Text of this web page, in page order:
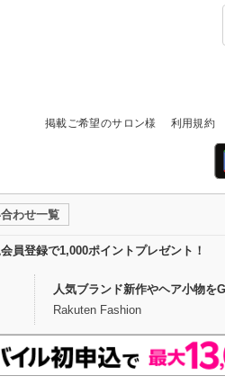
掲載ご希望のサロン様 利用規約
わせ一覧
員登録で1,000ポイントプレゼント！
人気ブランド新作やヘア小物を
Rakuten Fashion